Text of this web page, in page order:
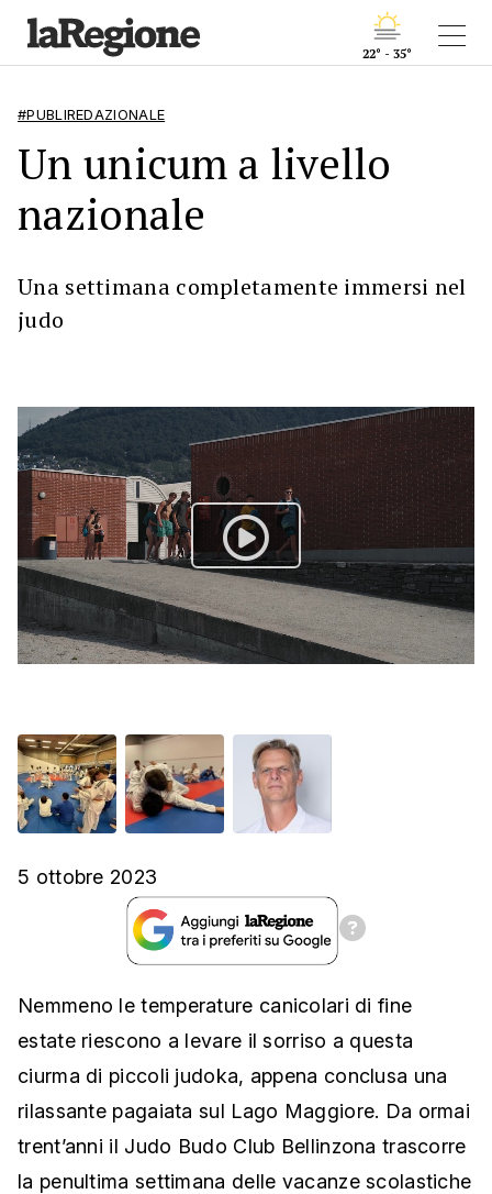
22° - 35°
#PUBLIREDAZIONALE
Un unicum a livello
nazionale
Una settimana completamente immersi nel
judo
5 ottobre 2023
Nemmeno le temperature canicolari di fine
estate riescono a levare il sorriso a questa
ciurma di piccoli judoka, appena conclusa una
rilassante pagaiata sul Lago Maggiore. Da ormai
trent’anni il Judo Budo Club Bellinzona trascorre
la penultima settimana delle vacanze scolastiche